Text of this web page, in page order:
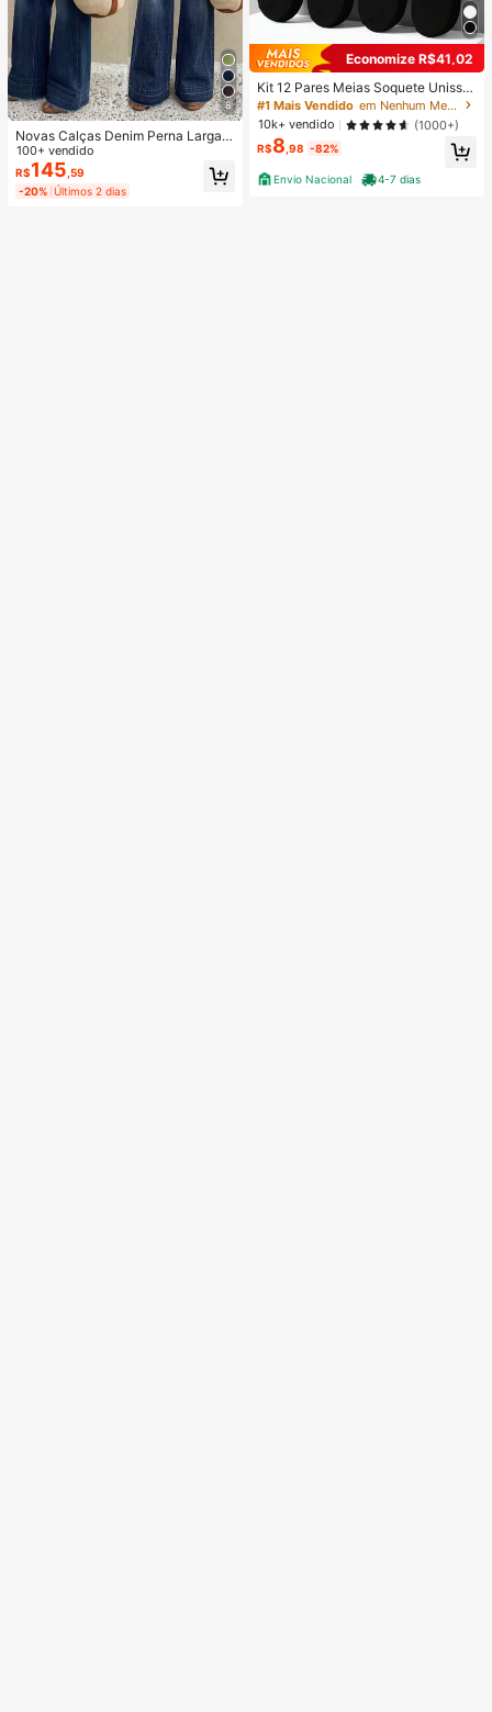
8
Novas Calças Denim Perna Larga F
emininas, Calças Casuais de Moda
de Alta Qualidade, Ajuste Confortáv
el, Adequadas para Todas as Estaç
ões, Uso Diário Fashionável Outono
100+ vendido
R$145 ,59
-20% Últimos 2 dias
Economize R$41,02
Kit 12 Pares Meias Soquete Unisse
x Cano Curto Preta Ou Branca 35-
40
#1 Mais Vendido
em Nenhum Meias Femininas
10k+ vendido
(1000+)
R$8 ,98 -82%
Envio Nacional 4-7 dias